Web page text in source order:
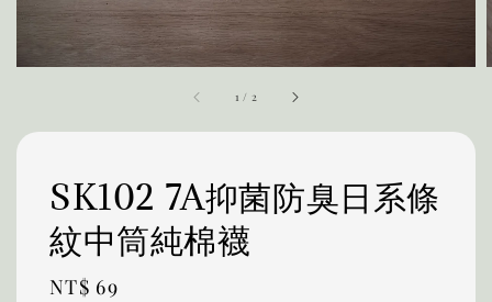
1 / 2
SK102 7A抑菌防臭日系條
紋中筒純棉襪
Regular
NT$ 69